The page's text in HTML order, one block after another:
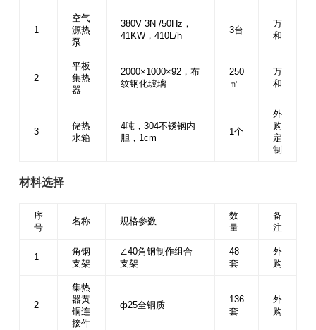
1
空气
源热
泵
380V 3N /50Hz，
41KW，410L/h
3台
万
和
2
平板
集热
器
2000×1000×92，布
纹钢化玻璃
250
㎡
万
和
3
储热
水箱
4吨，304不锈钢内
胆，1cm
1个
外
购
定
制
材料选择
序
号
名称 规格参数
数
量
备
注
1
角钢
支架
∠40角钢制作组合
支架
48
套
外
购
2
集热
器黄
铜连
接件
ф25全铜质
136
套
外
购